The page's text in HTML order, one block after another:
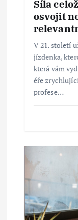
Síla
osvojit
V 21. století
jízdenka,
která vám
éře
profese…